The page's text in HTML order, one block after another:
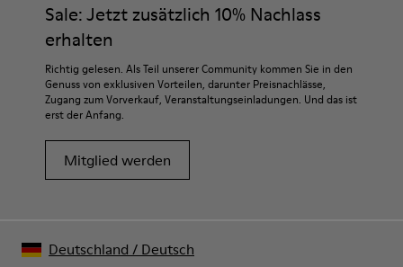
Sale: Jetzt zusätzlich 10% Nachlass
erhalten
Richtig gelesen. Als Teil unserer Community kommen Sie in den
Genuss von exklusiven Vorteilen, darunter Preisnachlässe,
Zugang zum Vorverkauf, Veranstaltungseinladungen. Und das ist
erst der Anfang.
Mitglied werden
Deutschland / Deutsch